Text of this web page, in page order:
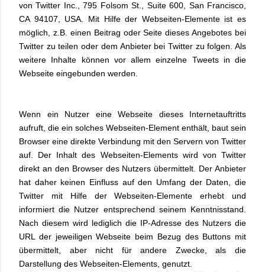
von Twitter Inc., 795 Folsom St., Suite 600, San Francisco,
CA 94107, USA. Mit Hilfe der Webseiten-Elemente ist es
möglich, z.B. einen Beitrag oder Seite dieses Angebotes bei
Twitter zu teilen oder dem Anbieter bei Twitter zu folgen. Als
weitere Inhalte können vor allem einzelne Tweets in die
Webseite eingebunden werden.
Wenn ein Nutzer eine Webseite dieses Internetauftritts
aufruft, die ein solches Webseiten-Element enthält, baut sein
Browser eine direkte Verbindung mit den Servern von Twitter
auf. Der Inhalt des Webseiten-Elements wird von Twitter
direkt an den Browser des Nutzers übermittelt. Der Anbieter
hat daher keinen Einfluss auf den Umfang der Daten, die
Twitter mit Hilfe der Webseiten-Elemente erhebt und
informiert die Nutzer entsprechend seinem Kenntnisstand.
Nach diesem wird lediglich die IP-Adresse des Nutzers die
URL der jeweiligen Webseite beim Bezug des Buttons mit
übermittelt, aber nicht für andere Zwecke, als die
Darstellung des Webseiten-Elements, genutzt.